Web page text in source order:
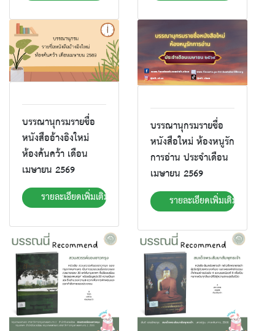
บรรณานุกรมรายชื่อ
หนังสืออ้างอิงใหม่
ห้องค้นคว้า เดือน
เมษายน 2569
รายละเอียดเพิ่มเติม
บรรณานุกรมรายชื่อ
หนังสือใหม่ ห้องหนูรัก
การอ่าน ประจำเดือน
เมษายน 2569
รายละเอียดเพิ่มเติม